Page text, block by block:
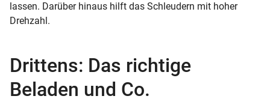
lassen. Darüber hinaus hilft das Schleudern mit hoher
Drehzahl.
Drittens: Das richtige
Beladen und Co.